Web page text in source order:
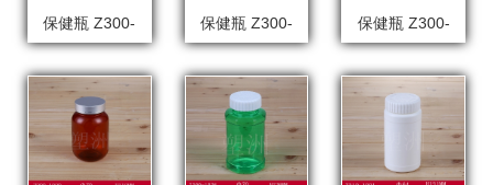
保健瓶 Z300- 保健瓶 Z300- 保健瓶 Z300-